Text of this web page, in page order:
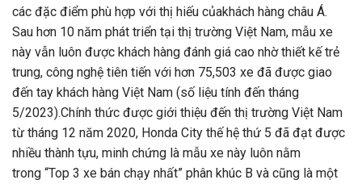
các đặc điểm phù hợp với thị hiếu củakhách hàng châu Á.
Sau hơn 10 năm phát triển tại thị trường Việt Nam, mẫu xe
này vẫn luôn được khách hàng đánh giá cao nhờ thiết kế trẻ
trung, công nghệ tiên tiến với hơn 75,503 xe đã được giao
đến tay khách hàng Việt Nam (số liệu tính đến tháng
5/2023).Chính thức được giới thiệu đến thị trường Việt Nam
từ tháng 12 năm 2020, Honda City thế hệ thứ 5 đã đạt được
nhiều thành tựu, minh chứng là mẫu xe này luôn nằm
trong “Top 3 xe bán chạy nhất” phân khúc B và cũng là một